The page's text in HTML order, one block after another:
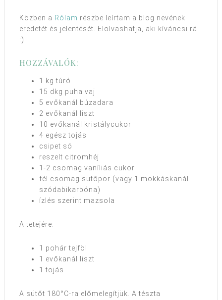
Közben a Rólam részbe leírtam a blog nevének
eredetét és jelentését. Elolvashatja, aki kíváncsi rá.
:)
HOZZÁVALÓK:
1 kg túró
15 dkg puha vaj
5 evőkanál búzadara
2 evőkanál liszt
10 evőkanál kristálycukor
4 egész tojás
csipet só
reszelt citromhéj
1-2 csomag vaníliás cukor
fél csomag sütőpor (vagy 1 mokkáskanál
szódabikarbóna)
ízlés szerint mazsola
A tetejére:
1 pohár tejföl
1 evőkanál liszt
1 tojás
A sütőt 180°C-ra előmelegítjük. A tészta